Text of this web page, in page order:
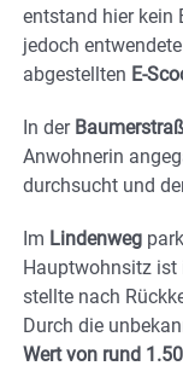
entstand hier kein
jedoch
abgestellten E-
In der
Anwohnerin
durchsucht und
Im Lindenweg
Hauptwohnsitz ist
stellte nach
Durch die
Wert von rund